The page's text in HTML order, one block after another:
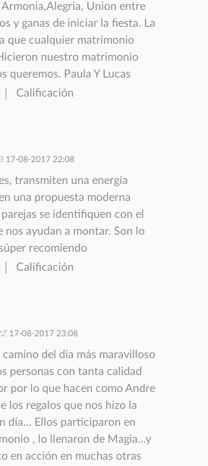
Armonia,Alegria, Union entre
y ganas de iniciar la fiesta. La
que cualquier matrimonio
nuestro matrimonio
queremos. Paula Y Lucas
Calificación
17-08-2017 22:08
transmiten una energía
una propuesta moderna
se identifiquen con el
nos ayudan a montar. Son lo
recomiendo
Calificación
17-08-2017 23:08
del dia más maravilloso
personas con tanta calidad
por lo que hacen como Andre
los regalos que nos hizo la
día... Ellos participaron en
, lo llenaron de Magia...y
en acción en muchas otras